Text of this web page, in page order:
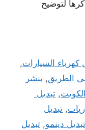
ذكرها لتوضيح
السيارات,
الطريق, بنشر
, تبديل
, تبديل
تبديل دينمو, تبديل